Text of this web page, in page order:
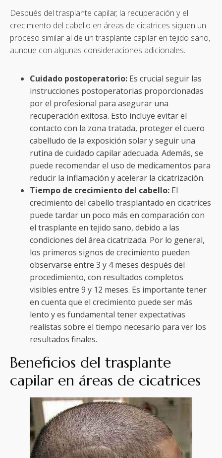
Después del trasplante capilar, la recuperación y el
crecimiento del cabello en áreas de cicatrices siguen un
proceso similar al de un trasplante capilar en tejido sano,
aunque con algunas consideraciones adicionales.
Cuidado postoperatorio: Es crucial seguir las
instrucciones postoperatorias proporcionadas
por el profesional para asegurar una
recuperación exitosa. Esto incluye evitar el
contacto con la zona tratada, proteger el cuero
cabelludo de la exposición solar y seguir una
rutina de cuidado capilar adecuada. Además, se
puede recomendar el uso de medicamentos para
reducir la inflamación y acelerar la cicatrización.
Tiempo de crecimiento del cabello: El
crecimiento del cabello trasplantado en cicatrices
puede tardar un poco más en comparación con
el trasplante en tejido sano, debido a las
condiciones del área cicatrizada. Por lo general,
los primeros signos de crecimiento pueden
observarse entre 3 y 4 meses después del
procedimiento, con resultados completos
visibles entre 9 y 12 meses. Es importante tener
en cuenta que el crecimiento puede ser más
lento y es fundamental tener expectativas
realistas sobre el tiempo necesario para ver los
resultados finales.
Beneficios del trasplante
capilar en áreas de cicatrices